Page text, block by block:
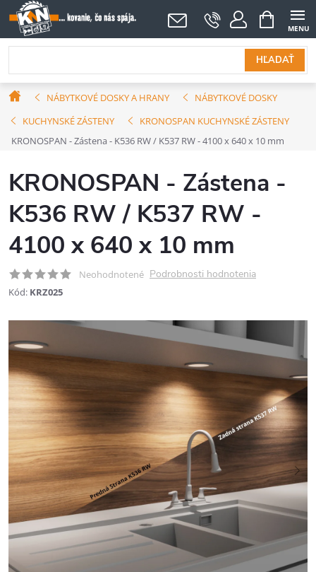
Prejsť
na
obsah
HĽADAŤ
NÁKUPNÝ
KOŠÍK
DomovNÁBYTKOVÉ DOSKY A HRANY
NÁBYTKOVÉ DOSKY
KUCHYNSKÉ ZÁSTENY
KRONOSPAN KUCHYNSKÉ ZÁSTENY
KRONOSPAN - Zástena - K536 RW / K537 RW - 4100 x 640 x 10 mm
KRONOSPAN - Zástena -
K536 RW / K537 RW -
4100 x 640 x 10 mm
Neohodnotené Podrobnosti hodnotenia
Kód: KRZ025